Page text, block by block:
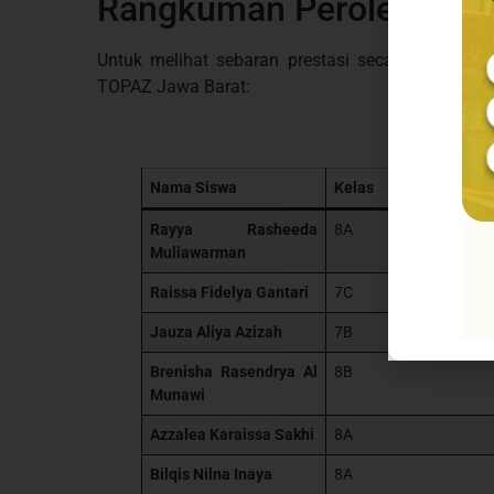
Rangkuman Perolehan
Untuk melihat sebaran prestasi secara lebih
TOPAZ Jawa Barat:
Nama Siswa Kelas
Rayya Rasheeda
Muliawarman
8A
Raissa Fidelya Gantari 7C
Jauza Aliya Azizah 7B
Brenisha Rasendrya Al
Munawi
8B
Azzalea Karaissa Sakhi 8A
Bilqis Nilna Inaya 8A